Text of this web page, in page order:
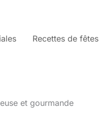
Recettes de fêtes
et gourmande